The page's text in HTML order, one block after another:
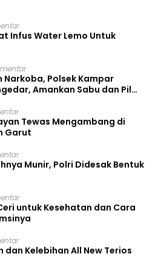
Infus Water Lemo Untuk
Narkoba, Polsek Kampar
Amankan Sabu dan Pil
Tewas Mengambang di
Garut
Munir, Polri Didesak Bentuk
untuk Kesehatan dan Cara
dan Kelebihan All New Terios